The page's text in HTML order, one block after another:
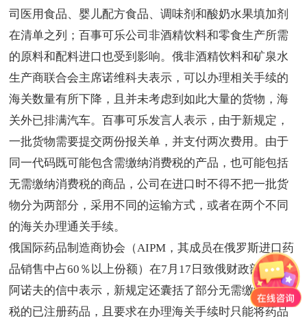
司医用食品、婴儿配方食品、调味剂和酸奶水果填加剂
在清单之列；百事可乐公司非酒精饮料和零食生产所需
的原料和配料进口也受到影响。俄非酒精饮料和矿泉水
生产商联合会主席诺维科夫表示，可以办理相关手续的
海关数量有所下降，且并未考虑到如此大量的货物，海
关外已排满汽车。百事可乐发言人表示，由于新规定，
一批货物需要提交两份报关单，并支付两次费用。由于
同一代码既可能包含需缴纳消费税的产品，也可能包括
无需缴纳消费税的商品，公司在进口时不得不把一批货
物分为两部分，采用不同的运输方式，或者在两个不同
的海关办理通关手续。
俄国际药品制造商协会（AIPM，其成员在俄罗斯进口药
品销售中占60％以上份额）在7月17日致俄财政部长西卢
阿诺夫的信中表示，新规定还囊括了部分无需缴纳消费
税的已注册药品，且要求在办理海关手续时只能将药品